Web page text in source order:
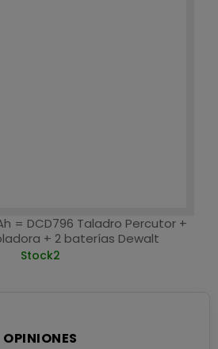
= DCD796 Taladro Percutor +
+ 2 baterías Dewalt
Stock2
OPINIONES